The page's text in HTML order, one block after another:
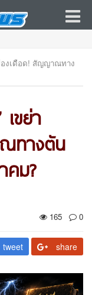
องเดือด! สัญญาณทาง
ขย่า
ทางตัน
คม?
165
0
tweet share